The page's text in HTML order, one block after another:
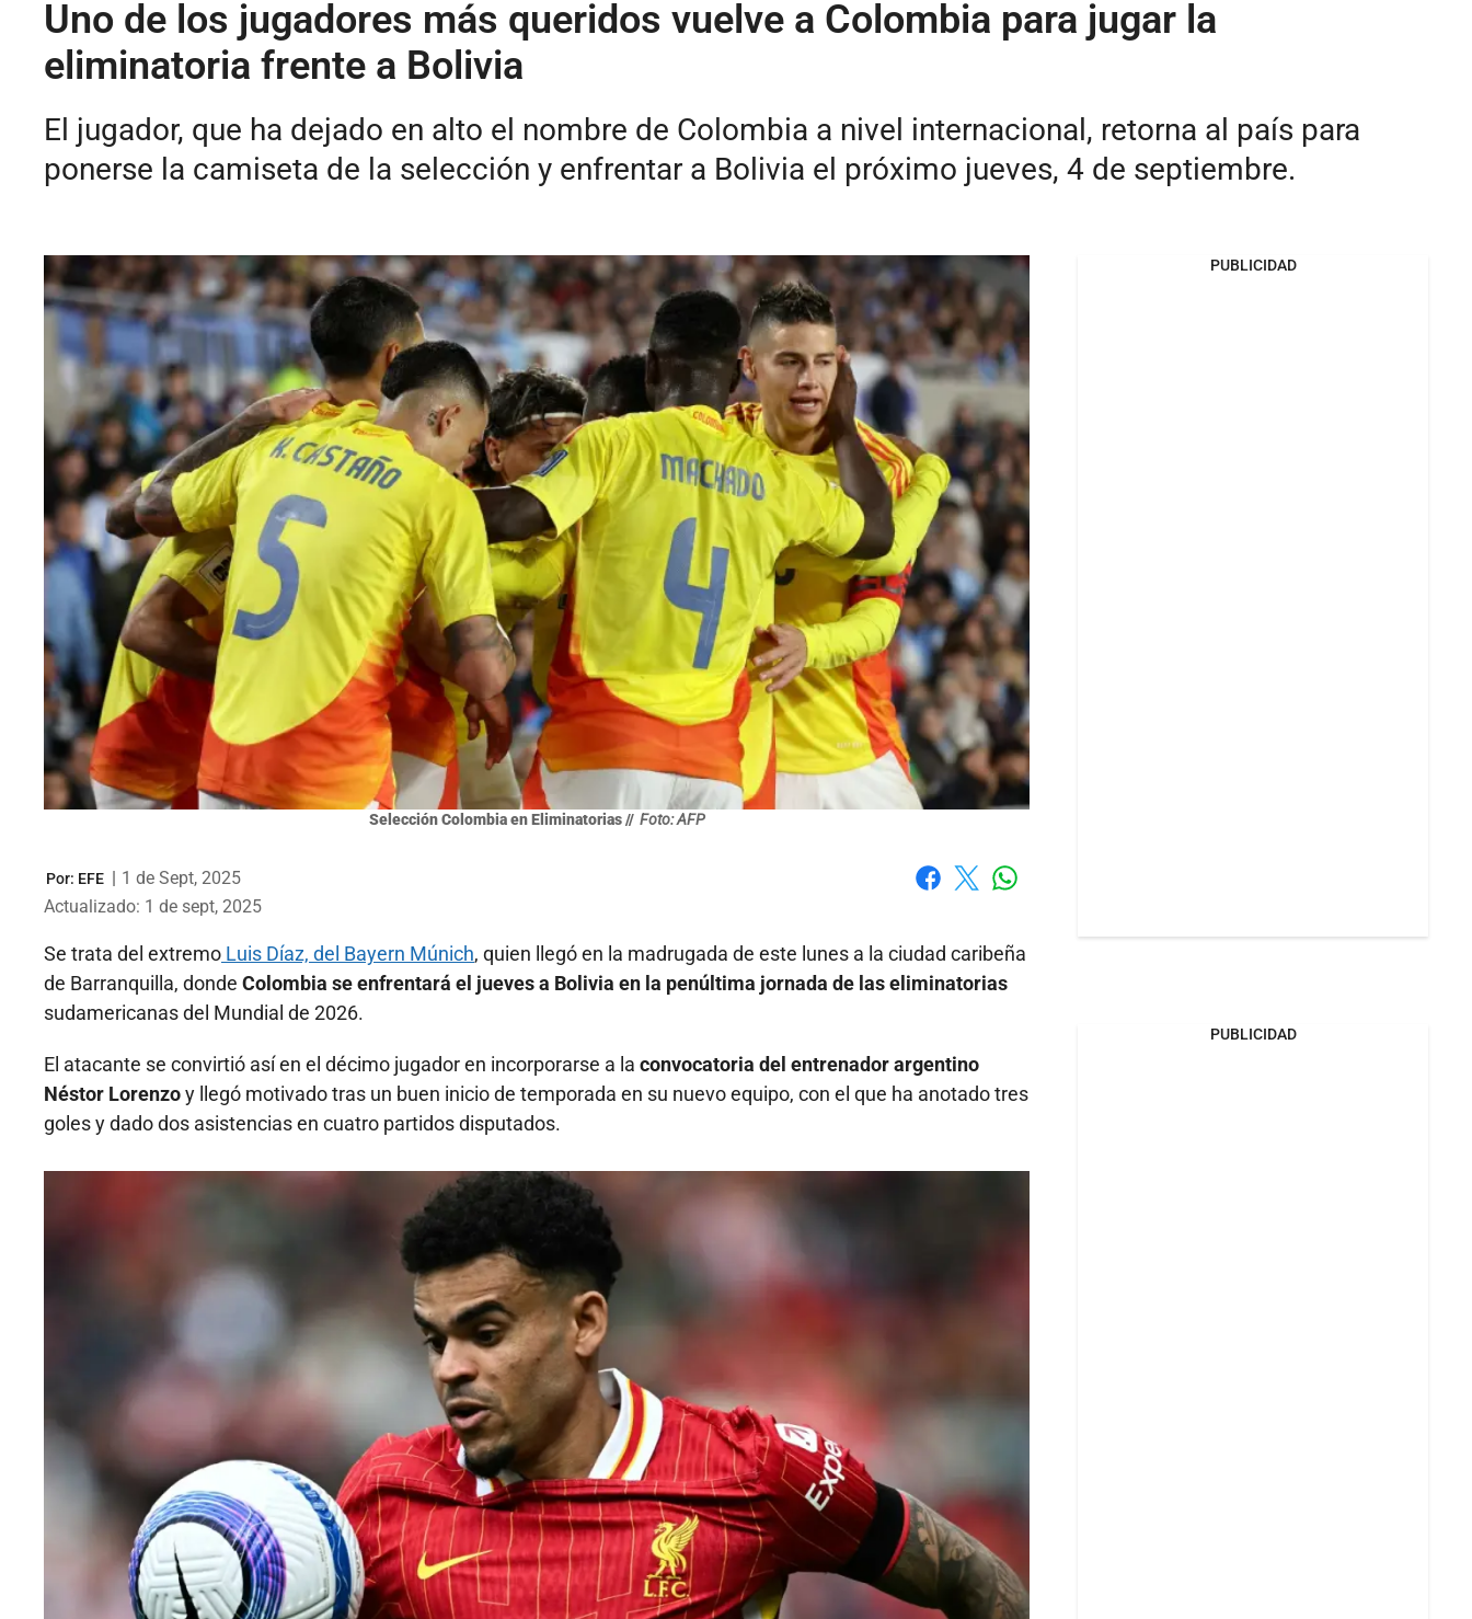
Uno de los jugadores más queridos vuelve a Colombia para jugar la
eliminatoria frente a Bolivia
El jugador, que ha dejado en alto el nombre de Colombia a nivel internacional, retorna al país para
ponerse la camiseta de la selección y enfrentar a Bolivia el próximo jueves, 4 de septiembre.
Selección Colombia en Eliminatorias // Foto: AFP
Por: EFE | 1 de Sept, 2025
Actualizado: 1 de sept, 2025
Se trata del extremo Luis Díaz, del Bayern Múnich, quien llegó en la madrugada de este lunes a la ciudad caribeña
de Barranquilla, donde Colombia se enfrentará el jueves a Bolivia en la penúltima jornada de las eliminatorias
sudamericanas del Mundial de 2026.
El atacante se convirtió así en el décimo jugador en incorporarse a la convocatoria del entrenador argentino
Néstor Lorenzoy llegó motivado tras un buen inicio de temporada en su nuevo equipo, con el que ha anotado tres
goles y dado dos asistencias en cuatro partidos disputados.
PUBLICIDAD
PUBLICIDAD